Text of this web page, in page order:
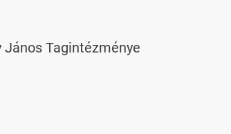
Tagintézménye